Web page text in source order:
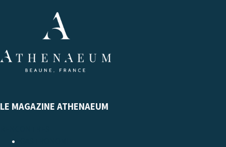
LE MAGAZINE ATHENAEUM